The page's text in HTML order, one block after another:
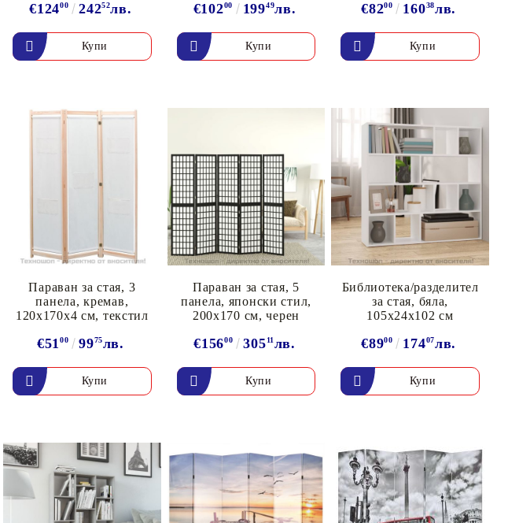
€12400 24252лв. €10200 19949лв. €8200 16038лв.
Параван за стая, 3
панела, кремав,
120x170x4 cм, текстил
€5100 9975лв.
Параван за стая, 5
панела, японски стил,
200x170 cм, черен
€15600 30511лв.
Библиотека/разделител
за стая, бяла,
105x24x102 см
€8900 17407лв.